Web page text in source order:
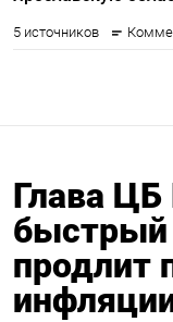
Глава ЦБ
быстрый
продлит